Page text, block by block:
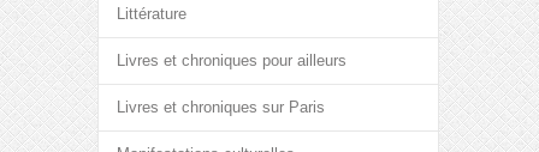
Littérature
Livres et chroniques pour ailleurs
Livres et chroniques sur Paris